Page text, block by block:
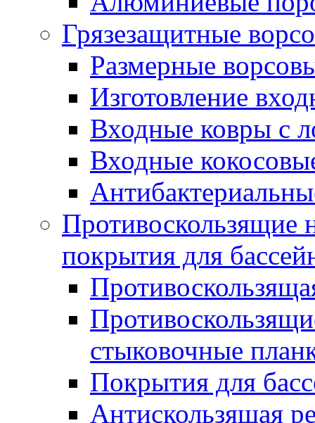
Грязезащитные
Размерные
Изготовление
Входные ковры с
Входные
Противоскользящие
покрытия для
стыковочные
Покрытия для
Антискользящая